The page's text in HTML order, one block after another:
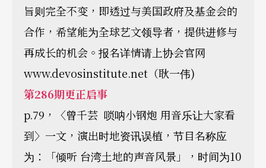
旨则完全不变，即透过与美国政府及基金会的
合作，希望能为全球艺文领导者，提供进修与
再成长的机会。报名详情请上协会官网
www.devosinstitute.net（耿一伟)
第286期更正启事
p.79，〈曾千芸 唢呐小钢炮 用音乐让大家看
到〉一文，演出时地资讯误植，节目名称应
为：「倾听 台湾土地的声音风景」，时间为10